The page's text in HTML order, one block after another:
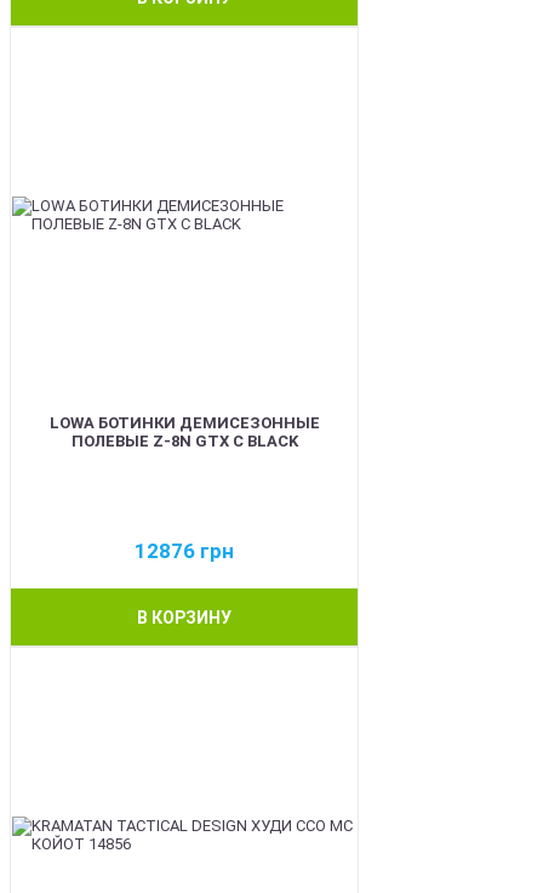
LOWA БОТИНКИ ДЕМИСЕЗОННЫЕ
ПОЛЕВЫЕ Z-8N GTX C BLACK
12876 грн
В КОРЗИНУ